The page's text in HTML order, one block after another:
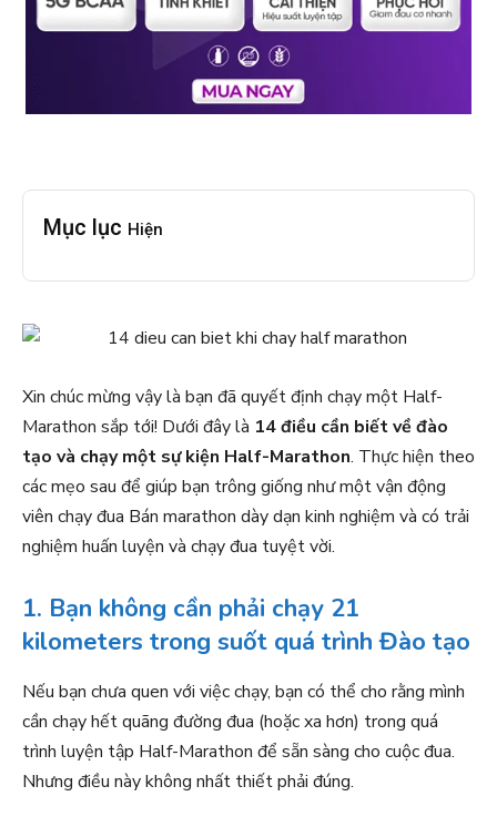
Mục lục Hiện
Xin chúc mừng vậy là bạn đã quyết định chạy một Half-
Marathon sắp tới! Dưới đây là 14 điều cần biết về đào
tạo và chạy một sự kiện Half-Marathon. Thực hiện theo
các mẹo sau để giúp bạn trông giống như một vận động
viên chạy đua Bán marathon dày dạn kinh nghiệm và có trải
nghiệm huấn luyện và chạy đua tuyệt vời.
1. Bạn không cần phải chạy 21
kilometers trong suốt quá trình Đào tạo
Nếu bạn chưa quen với việc chạy, bạn có thể cho rằng mình
cần chạy hết quãng đường đua (hoặc xa hơn) trong quá
trình luyện tập Half-Marathon để sẵn sàng cho cuộc đua.
Nhưng điều này không nhất thiết phải đúng.